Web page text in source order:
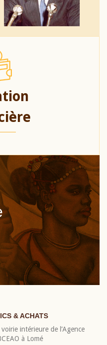
& ACHATS
intérieure de l’Agence
à Lomé